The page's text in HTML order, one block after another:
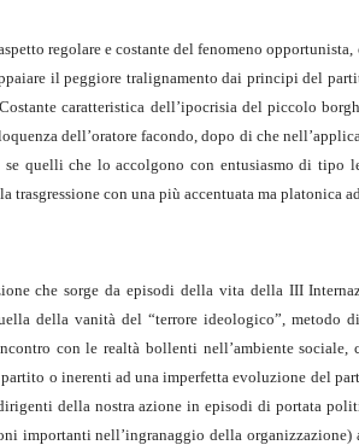
regolare e costante del fenomeno
il peggiore tralignamento dai principi del
caratteristica dell’ipocrisia del piccolo
dell’oratore facondo, dopo di che
quelli che lo accolgono con entusiasmo di tipo
trasgressione con una più accentuata ma platonica
che sorge da episodi della vita della III
della vanità del “terrore ideologico”, metodo
con le realtà bollenti nell’ambiente
o inerenti ad una imperfetta evoluzione del
della nostra azione in episodi di portata
importanti nell’ingranaggio della